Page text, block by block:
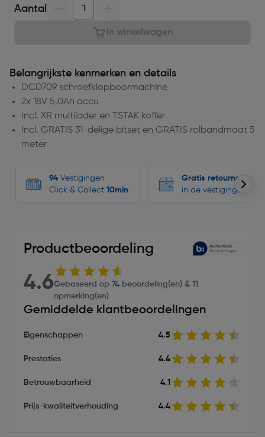
Aantal
In winkelwagen
Belangrijkste kenmerken en details
DCD709 schroefklopboormachine
2x 18V 5,0Ah accu
Incl. XR multilader en TSTAK koffer
Incl. GRATIS 31-delige bitset en GRATIS rolbandmaat 5
meter
94 Vestigingen
Click & Collect 10min
Gratis retourneren
in de vestigingen
Productbeoordeling
4.6Gebaseerd op 74 beoordeling(en) & 11
opmerking(en)
Gemiddelde klantbeoordelingen
Eigenschappen 4.5
Prestaties 4.4
Betrouwbaarheid 4.1
Prijs-kwaliteitverhouding 4.4